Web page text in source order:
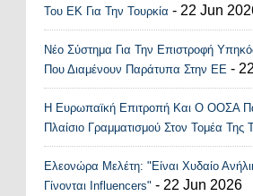
Του ΕΚ Για Την Τουρκία - 22 Jun
Νέο Σύστημα Για Την Επιστροφή
Που Διαμένουν Παράτυπα Στην ΕΕ -
Η Ευρωπαϊκή Επιτροπή Και Ο ΟΟΣΑ
Πλαίσιο Γραμματισμού Στον Τομέα Της
Ελεονώρα Μελέτη: "Είναι Χυδαίο
Γίνονται Influencers" - 22 Jun 2026